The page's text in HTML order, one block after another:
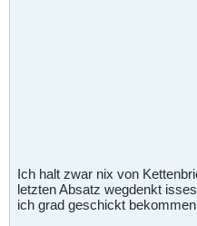
Ich halt zwar nix von
letzten Absatz wegdenkt
ich grad geschickt